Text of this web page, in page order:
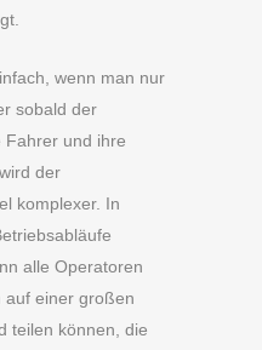
wenn man nur
sobald der
Fahrer und ihre
der
komplexer. In
alle Operatoren
auf einer großen
teilen können, die